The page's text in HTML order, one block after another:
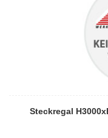
Steckregal